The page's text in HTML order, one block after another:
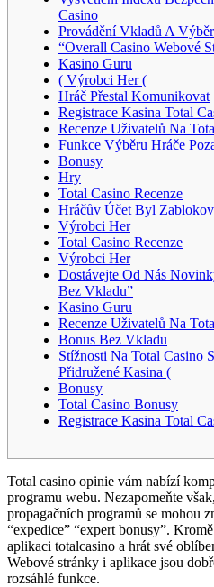
Casino
Provádění Vkladů A
“Overall Casino Webové
Kasino Guru
( Výrobci Her (
Hráč Přestal Komunikovat
Registrace Kasina Total
Recenze Uživatelů Na
Funkce Výběru Hráče
Bonusy
Hry
Total Casino Recenze
Hráčův Účet Byl
Výrobci Her
Total Casino Recenze
Výrobci Her
Dostávejte Od Nás
Bez Vkladu”
Kasino Guru
Recenze Uživatelů Na
Bonus Bez Vkladu
Stížnosti Na Total Casino
Přidružené Kasina (
Bonusy
Total Casino Bonusy
Registrace Kasina Total
Total casino opinie vám nabízí
programu webu. Nezapomeňte
propagačních programů se mohou
“expedice” “expert bonusy”.
aplikaci totalcasino a hrát své
Webové stránky i aplikace jsou
rozsáhlé funkce.